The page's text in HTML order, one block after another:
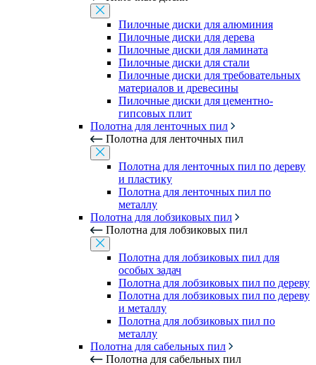
Пилочные диски для алюминия
Пилочные диски для дерева
Пилочные диски для ламината
Пилочные диски для стали
Пилочные диски для требовательных
материалов и древесины
Пилочные диски для цементно-
гипсовых плит
Полотна для ленточных пил
Полотна для ленточных пил
Полотна для ленточных пил по дереву
и пластику
Полотна для ленточных пил по
металлу
Полотна для лобзиковых пил
Полотна для лобзиковых пил
Полотна для лобзиковых пил для
особых задач
Полотна для лобзиковых пил по дереву
Полотна для лобзиковых пил по дереву
и металлу
Полотна для лобзиковых пил по
металлу
Полотна для сабельных пил
Полотна для сабельных пил